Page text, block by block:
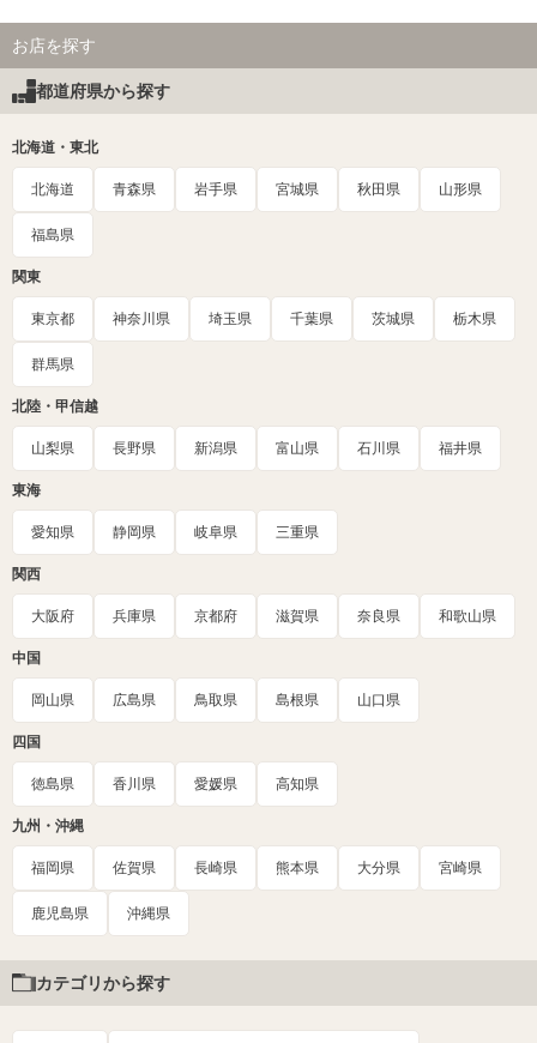
お店を探す
都道府県から探す
北海道・東北
北海道 青森県 岩手県 宮城県 秋田県 山形県
福島県
関東
東京都 神奈川県 埼玉県 千葉県 茨城県 栃木県
群馬県
北陸・甲信越
山梨県 長野県 新潟県 富山県 石川県 福井県
東海
愛知県 静岡県 岐阜県 三重県
関西
大阪府 兵庫県 京都府 滋賀県 奈良県 和歌山県
中国
岡山県 広島県 鳥取県 島根県 山口県
四国
徳島県 香川県 愛媛県 高知県
九州・沖縄
福岡県 佐賀県 長崎県 熊本県 大分県 宮崎県
鹿児島県 沖縄県
カテゴリから探す